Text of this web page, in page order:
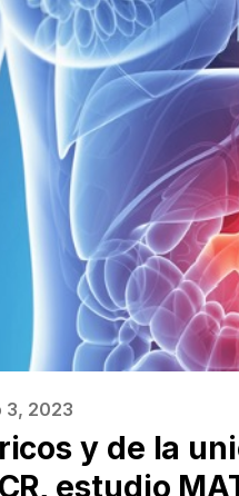
3, 2023
y de la
estudio